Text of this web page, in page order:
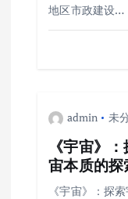
地区市政建设…
admin 未
《宇宙》
宙本质的探
《宇宙》：探